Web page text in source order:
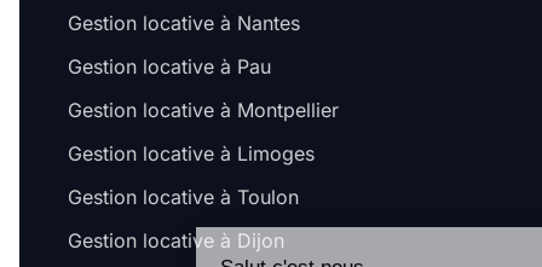
Gestion locative à Nantes
Gestion locative à Pau
Gestion locative à Montpellier
Gestion locative à Limoges
Gestion locative à Toulon
Gestion locative à Dijon